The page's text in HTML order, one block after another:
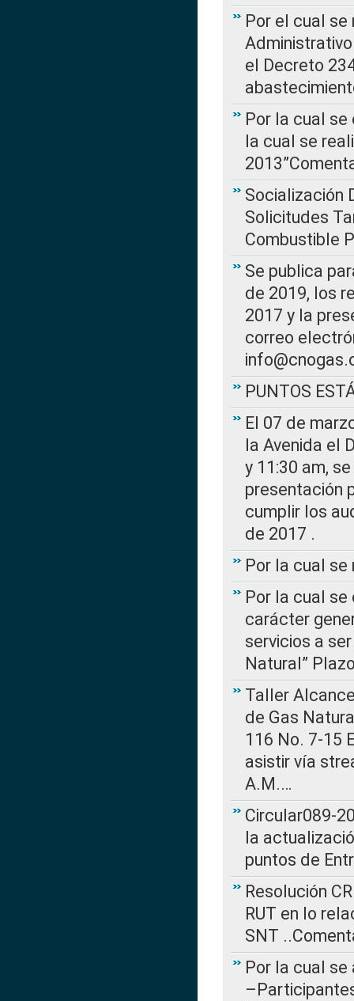
Por el cual
el Decreto
Por la cual se
la cual se
Socialización
Solicitudes
Combustible
Se publica
de 2019, los
2017 y la
correo
PUNTOS
El 07 de
la Avenida el
y 11:30 am,
presentación
cumplir los
de 2017 .
Por la cual se
Por la cual
carácter
servicios a
Natural”
Taller
de Gas
116 No. 7-15
asistir vía
A.M.…
Circular089-
la
puntos de
Resolución
RUT en lo
SNT
Por la cual se